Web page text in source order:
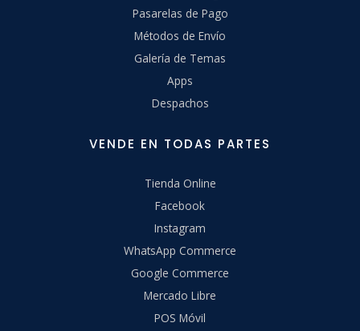
Pasarelas de Pago
Métodos de Envío
Galería de Temas
Apps
Despachos
VENDE EN TODAS PARTES
Tienda Online
Facebook
Instagram
WhatsApp Commerce
Google Commerce
Mercado Libre
POS Móvil